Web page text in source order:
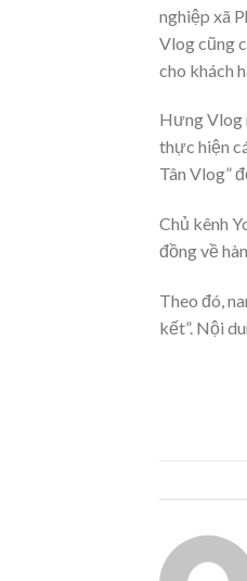
nghiệp xã
Vlog cũng
cho khách
Hưng Vlog
thực hiện
Tân Vlog”
Chủ kênh
đồng về
Theo đó,
kết”. Nội